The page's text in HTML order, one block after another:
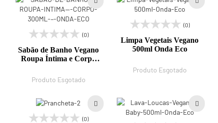
(0)
Sabão de Banho Vegano
Roupa Íntima e Corpo
Produto Esgotado
(0)
Limpa Vegetais Vegano
500ml Onda Eco
Produto Esgotado
(0)